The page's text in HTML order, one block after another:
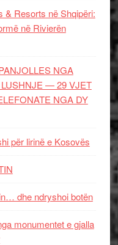
& Resorts në Shqipëri:
në Rivierën
NGA
— 29 VJET
NGA DY
për lirinë e Kosovës
dhe ndryshoi botën
monumentet e gjalla